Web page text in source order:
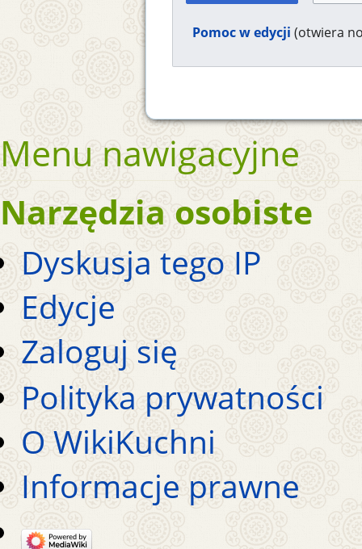
Pomoc w edycji (otwiera
Menu nawigacyjne
Narzędzia osobiste
Dyskusja tego IP
Edycje
Zaloguj się
Polityka prywatności
O WikiKuchni
Informacje prawne